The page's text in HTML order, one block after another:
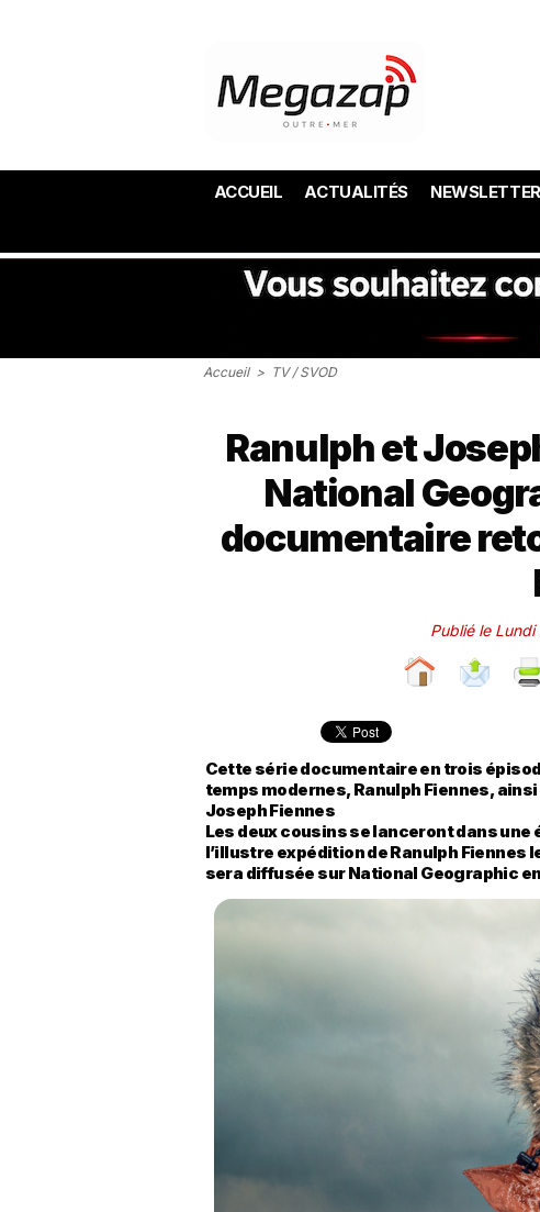
ACCUEIL ACTUALITÉS NEWSLETTER
Accueil > TV / SVOD
Ranulph et
National
documentaire
Publié le Lundi
Cette série documentaire en trois
temps modernes, Ranulph Fiennes,
Joseph Fiennes
Les deux cousins se lanceront dans
l’illustre expédition de Ranulph Fiennes
sera diffusée sur National Geographic